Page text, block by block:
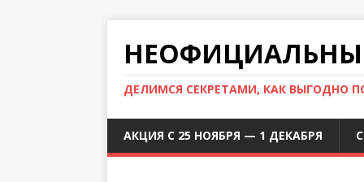
ДЕЛИМСЯ СЕКРЕТАМИ, КАК ВЫГОДНО
АКЦИЯ С 25 НОЯБРЯ — 1 ДЕКАБРЯ